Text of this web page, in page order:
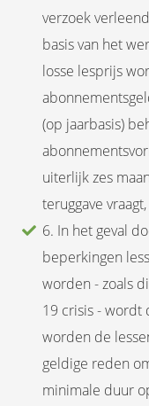
verzoek
basis van het
losse lesprijs
(op jaarbasis)
uiterlijk zes
teruggave
6. In het geval
beperkingen
worden - zoals
19 crisis - wordt
worden de
geldige reden
minimale duur